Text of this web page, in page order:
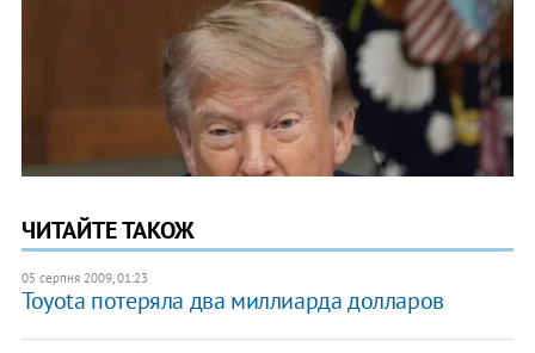
ЧИТАЙТЕ ТАКОЖ
05 серпня 2009, 01:23
Toyota потеряла два миллиарда долларов